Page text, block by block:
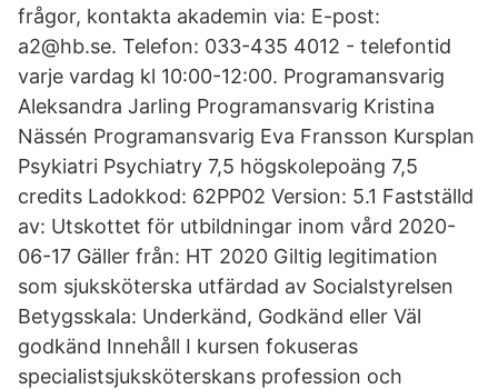
frågor, kontakta akademin via: E-post:
a2@hb.se. Telefon: 033-435 4012 - telefontid
varje vardag kl 10:00-12:00. Programansvarig
Aleksandra Jarling Programansvarig Kristina
Nässén Programansvarig Eva Fransson Kursplan
Psykiatri Psychiatry 7,5 högskolepoäng 7,5
credits Ladokkod: 62PP02 Version: 5.1 Fastställd
av: Utskottet för utbildningar inom vård 2020-
06-17 Gäller från: HT 2020 Giltig legitimation
som sjuksköterska utfärdad av Socialstyrelsen
Betygsskala: Underkänd, Godkänd eller Väl
godkänd Innehåll I kursen fokuseras
specialistsjuksköterskans profession och